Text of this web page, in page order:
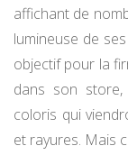
affichant de
lumineuse de
objectif pour la
dans son
coloris qui
et rayures. Mais